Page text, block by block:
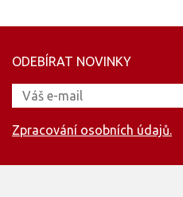
ODEBÍRAT NOVINKY
Zpracování osobních údajů.